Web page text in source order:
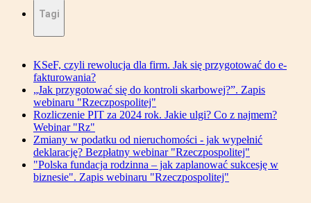
Tagi
KSeF, czyli rewolucja dla firm. Jak się przygotować do e-
fakturowania?
„Jak przygotować się do kontroli skarbowej?”. Zapis
webinaru "Rzeczpospolitej"
Rozliczenie PIT za 2024 rok. Jakie ulgi? Co z najmem?
Webinar "Rz"
Zmiany w podatku od nieruchomości - jak wypełnić
deklarację? Bezpłatny webinar "Rzeczpospolitej"
"Polska fundacja rodzinna – jak zaplanować sukcesję w
biznesie". Zapis webinaru "Rzeczpospolitej"